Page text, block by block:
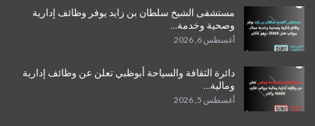
مستشفى الشيخ سلطان بن زايد يوفر وظائف إدارية
وصحية وخدمة…
أغسطس 6, 2026
دائرة الثقافة والسياحة أبوظبي تعلن عن وظائف إدارية
ومالية…
أغسطس 5, 2026